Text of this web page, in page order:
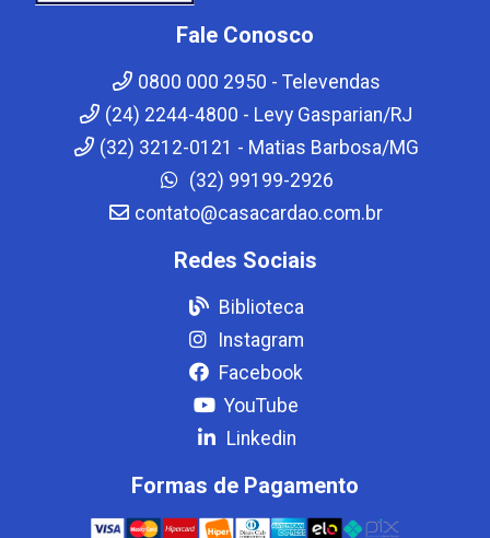
Fale Conosco
0800 000 2950 - Televendas
(24) 2244-4800 - Levy Gasparian/RJ
(32) 3212-0121 - Matias Barbosa/MG
(32) 99199-2926
contato@casacardao.com.br
Redes Sociais
Biblioteca
Instagram
Facebook
YouTube
Linkedin
Formas de Pagamento